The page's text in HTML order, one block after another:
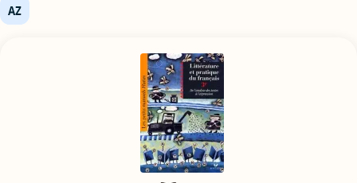
Tris disponibles (Ouverture d'une modale)